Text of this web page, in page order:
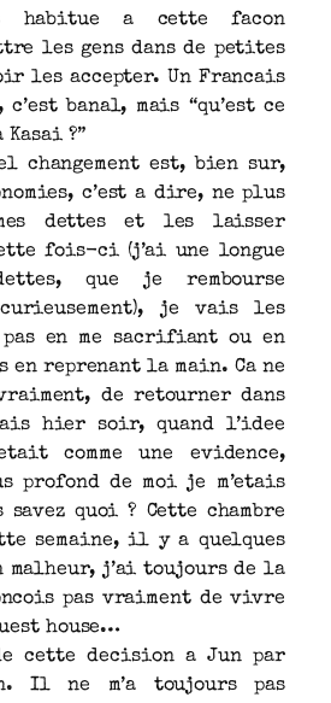
habitue a cette facon
les gens dans de petites
les accepter. Un Francais
c’est banal, mais “qu’est ce
?”
changement est, bien sur,
c’est a dire, ne plus
dettes et les laisser
fois-ci (j’ai une longue
que je rembourse
je vais les
pas en me sacrifiant ou en
en reprenant la main. Ca ne
de retourner dans
hier soir, quand l’idee
comme une evidence,
profond de moi je m’etais
savez quoi ? Cette chambre
semaine, il y a quelques
malheur, j’ai toujours de la
pas vraiment de vivre
house…
cette decision a Jun par
Il ne m’a toujours pas